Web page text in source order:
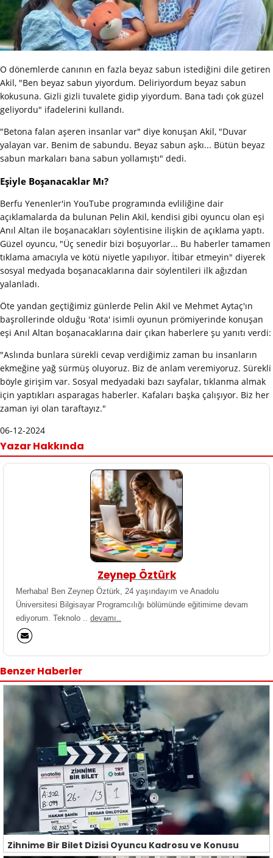
O dönemlerde canının en fazla beyaz sabun istediğini dile getiren
Akil, "Ben beyaz sabun yiyordum. Deliriyordum beyaz sabun
kokusuna. Gizli gizli tuvalete gidip yiyordum. Bana tadı çok güzel
geliyordu" ifadelerini kullandı.
"Betona falan aşeren insanlar var" diye konuşan Akil, "Duvar
yalayan var. Benim de sabundu. Beyaz sabun aşkı... Bütün beyaz
sabun markaları bana sabun yollamıştı" dedi.
Eşiyle Boşanacaklar Mı?
Berfu Yenenler'in YouTube programında evliliğine dair
açıklamalarda da bulunan Pelin Akil, kendisi gibi oyuncu olan eşi
Anıl Altan ile boşanacakları söylentisine ilişkin de açıklama yaptı.
Güzel oyuncu, "Üç senedir bizi boşuyorlar... Bu haberler tamamen
tıklama amacıyla ve kötü niyetle yapılıyor. İtibar etmeyin" diyerek
sosyal medyada boşanacaklarına dair söylentileri ilk ağızdan
yalanladı.
Öte yandan geçtiğimiz günlerde Pelin Akil ve Mehmet Aytaç'ın
başrollerinde olduğu 'Rota' isimli oyunun prömiyerinde konuşan
eşi Anıl Altan boşanacaklarına dair çıkan haberlere şu yanıtı verdi:
"Aslında bunlara sürekli cevap verdiğimiz zaman bu insanların
ekmeğine yağ sürmüş oluyoruz. Biz de anlam veremiyoruz. Sürekli
böyle girişim var. Sosyal medyadaki bazı sayfalar, tıklanma almak
için yaptıkları asparagas haberler. Kafaları başka çalışıyor. Biz her
zaman iyi olan taraftayız."
06-12-2024
Yazar Hakkında
Zeynep Öztürk
Merhaba! Ben Zeynep Öztürk, 24 yaşındayım ve Anadolu
Üniversitesi Bilgisayar Programcılığı bölümünde eğitimime devam
ediyorum. Teknolo .. devamı..
Benzer Haberler
Zihnime Bir Bilet Dizisi Oyuncu Kadrosu ve Konusu